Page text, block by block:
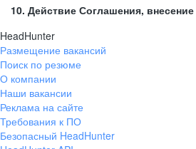
10. Действие Соглашения,
HeadHunter
Размещение вакансий
Поиск по резюме
О компании
Наши вакансии
Реклама на сайте
Требования к ПО
Безопасный HeadHunter